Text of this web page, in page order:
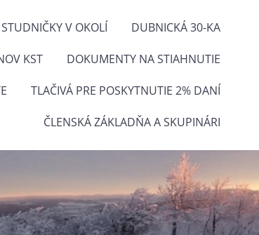
STUDNIČKY V OKOLÍ DUBNICKÁ 30-KA
KST DOKUMENTY NA STIAHNUTIE
TLAČIVÁ PRE POSKYTNUTIE 2% DANÍ
ČLENSKÁ ZÁKLADŇA A SKUPINÁRI